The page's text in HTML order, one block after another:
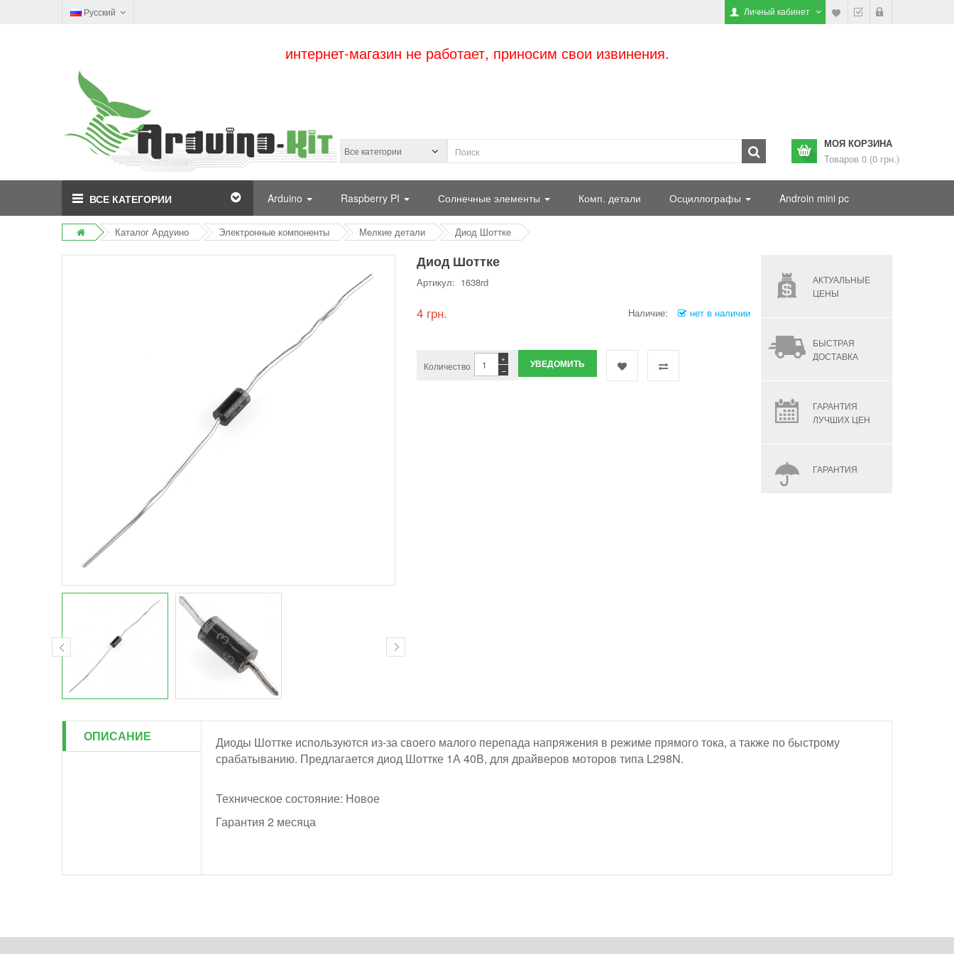
Русский Личный кабинет
интернет-магазин не работает, приносим свои извинения.
МОЯ КОРЗИНА
Товаров 0 (0 грн.)
ВСЕ КАТЕГОРИИ Arduino Raspberry PI Солнечные элементы Комп. детали Осциллографы Androin mini pc
Каталог Ардуино Электронные компоненты Мелкие детали Диод Шоттке
Диод Шоттке
Артикул: 1638rd
4 грн. Наличие: нет в наличии
Количество −
+ УВЕДОМИТЬ
АКТУАЛЬНЫЕ
ЦЕНЫ
БЫСТРАЯ
ДОСТАВКА
ГАРАНТИЯ
ЛУЧШИХ ЦЕН
ГАРАНТИЯ
ОПИСАНИЕ
Диоды Шоттке используются из-за своего малого перепада напряжения в режиме прямого тока, а также по быстрому
срабатыванию. Предлагается диод Шоттке 1А 40В, для драйверов моторов типа L298N.
Техническое состояние: Новое
Гарантия 2 месяца